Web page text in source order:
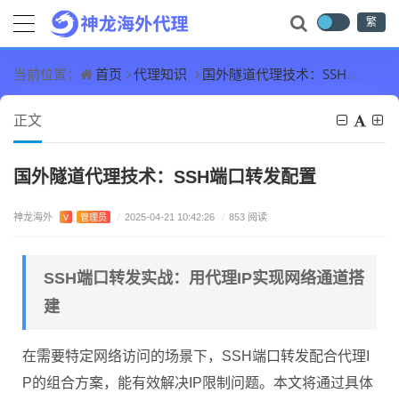
繁
当前位置： 首页 代理知识 国外隧道代理技术：SSH端口转发配置
正文
国外隧道代理技术：SSH端口转发配置
神龙海外 V 管理员 / 2025-04-21 10:42:26 / 853 阅读
SSH端口转发实战：用代理IP实现网络通道搭
建
在需要特定网络访问的场景下，SSH端口转发配合代理I
P的组合方案，能有效解决IP限制问题。本文将通过具体